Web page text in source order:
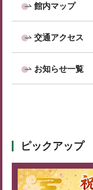
館内マップ
交通アクセス
お知らせ一覧
ピックアップ